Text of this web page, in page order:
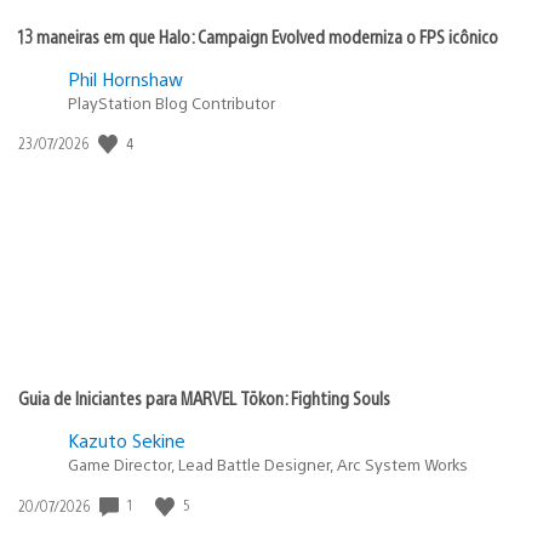
13 maneiras em que Halo: Campaign Evolved moderniza o FPS icônico
Phil Hornshaw
PlayStation Blog Contributor
Data
23/07/2026 4
Guia de Iniciantes para MARVEL Tōkon: Fighting Souls
Kazuto Sekine
Game Director, Lead Battle Designer, Arc System Works
Data
20/07/2026 1 5